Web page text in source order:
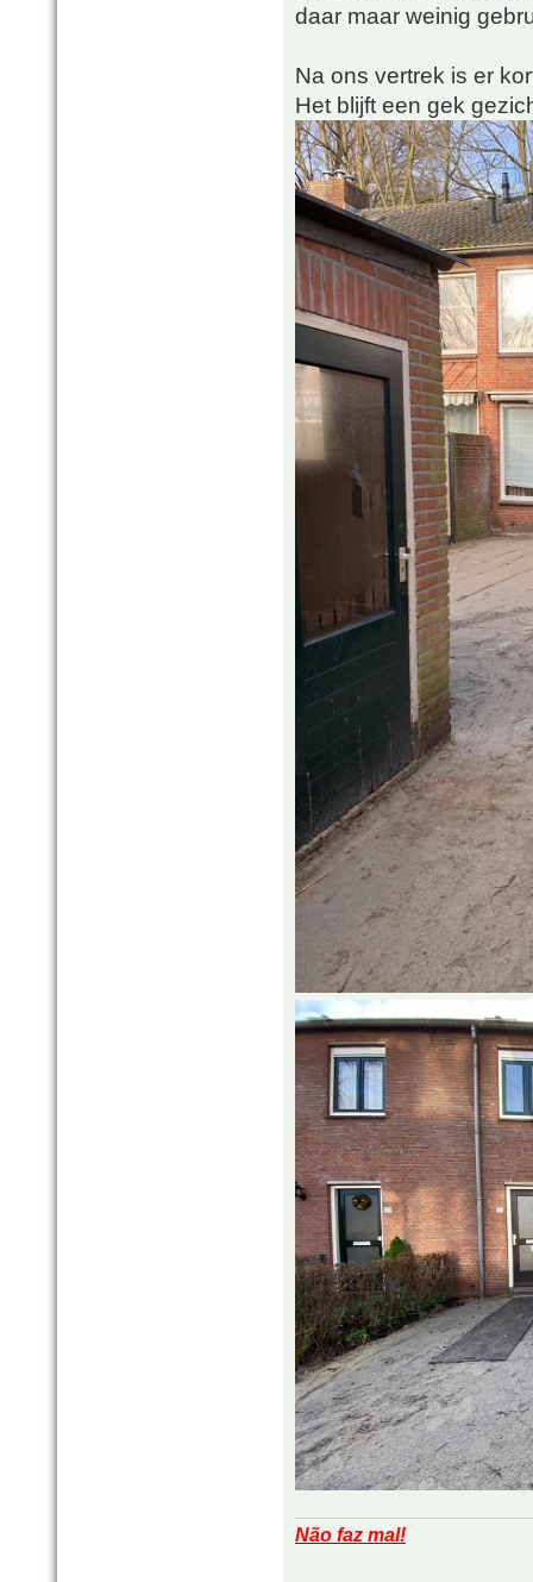
daar maar weinig
Na ons vertrek is er
Het blijft een gek
Não faz mal!